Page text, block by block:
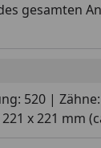
520 |
x 221 mm